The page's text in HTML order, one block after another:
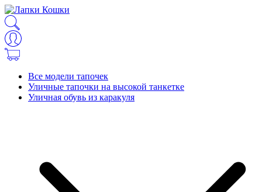
Все модели тапочек
Уличные тапочки на высокой танкетке
Уличная обувь из каракуля